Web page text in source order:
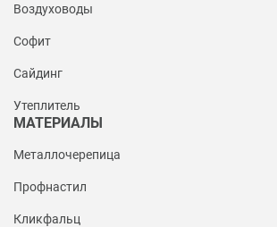
Воздуховоды
Софит
Сайдинг
Утеплитель
МАТЕРИАЛЫ
Металлочерепица
Профнастил
Кликфальц